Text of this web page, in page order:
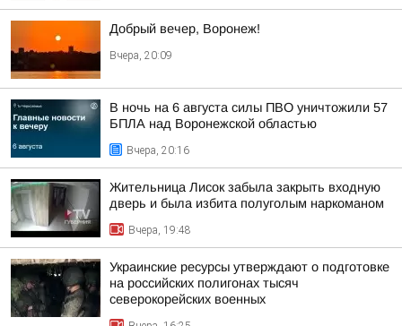
Добрый вечер, Воронеж!
Вчера, 20:09
В ночь на 6 августа силы ПВО уничтожили 57
БПЛА над Воронежской областью
Вчера, 20:16
Жительница Лисок забыла закрыть входную
дверь и была избита полуголым наркоманом
Вчера, 19:48
Украинские ресурсы утверждают о подготовке
на российских полигонах тысяч
северокорейских военных